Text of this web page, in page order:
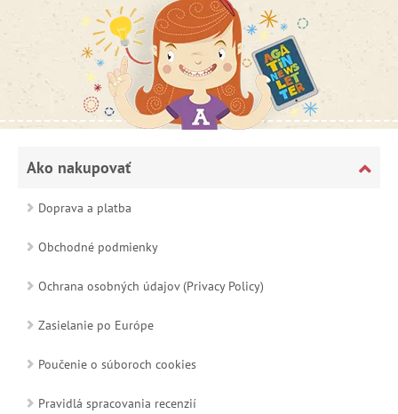
Ako nakupovať
Doprava a platba
Obchodné podmienky
Ochrana osobných údajov (Privacy Policy)
Zasielanie po Európe
Poučenie o súboroch cookies
Pravidlá spracovania recenzií